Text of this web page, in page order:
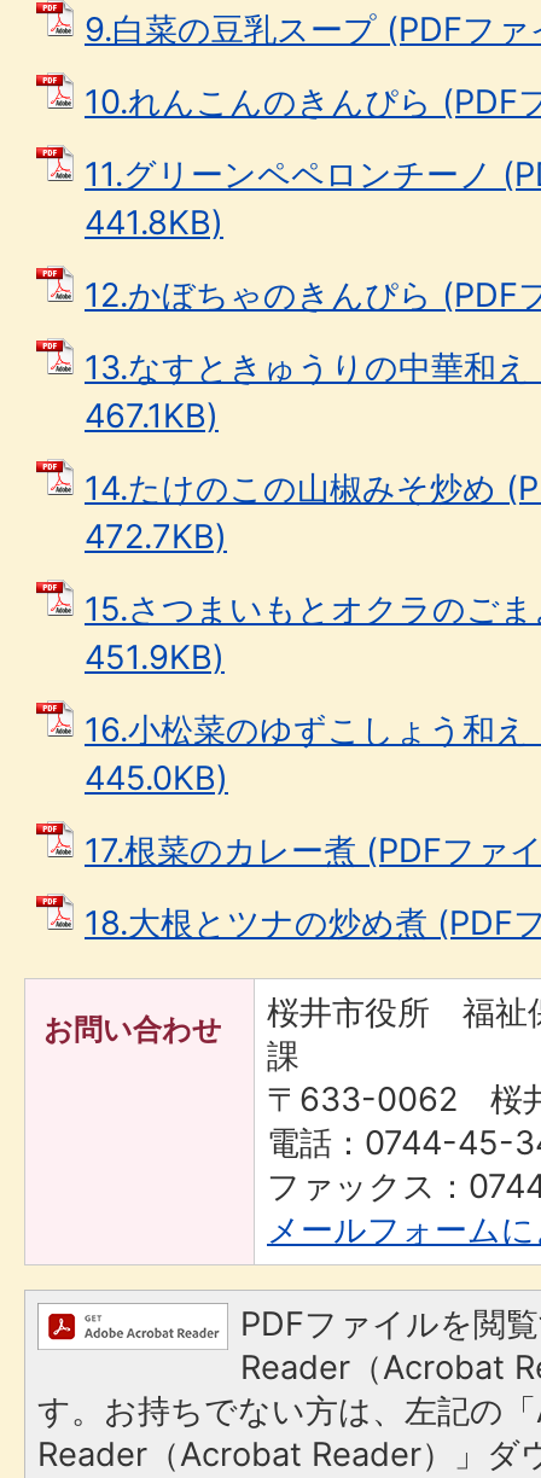
9.白菜の豆乳スープ (PDFフ
10.れんこんのきんぴら (PDF
11.グリーンペペロンチーノ
441.8KB)
12.かぼちゃのきんぴら (PDF
13.なすときゅうりの中華和
467.1KB)
14.たけのこの山椒みそ炒め
472.7KB)
15.さつまいもとオクラのご
451.9KB)
16.小松菜のゆずこしょう和
445.0KB)
17.根菜のカレー煮 (PDFファ
18.大根とツナの炒め煮 (PDF
お問い合わせ
桜井市役所 福祉
課
〒633-0062 桜
電話：0744-45-
ファックス：
メールフォーム
PDFファイルを閲
Reader（Acrobat
す。お持ちでない方は、左記の
Reader（Acrobat Reader）」ダ